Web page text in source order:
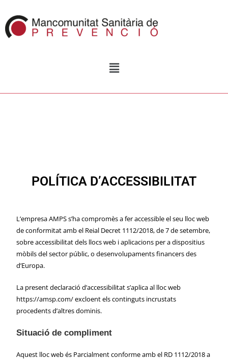
POLÍTICA D’ACCESSIBILITAT
L’empresa AMPS s’ha compromès a fer accessible el seu lloc web
de conformitat amb el Reial Decret 1112/2018, de 7 de setembre,
sobre accessibilitat dels llocs web i aplicacions per a dispositius
mòbils del sector públic, o desenvolupaments financers des
d’Europa.
La present declaració d’accessibilitat s’aplica al lloc web
https://amsp.com/ excloent els continguts incrustats
procedents d’altres dominis.
Situació de compliment
Aquest lloc web és Parcialment conforme amb el RD 1112/2018 a